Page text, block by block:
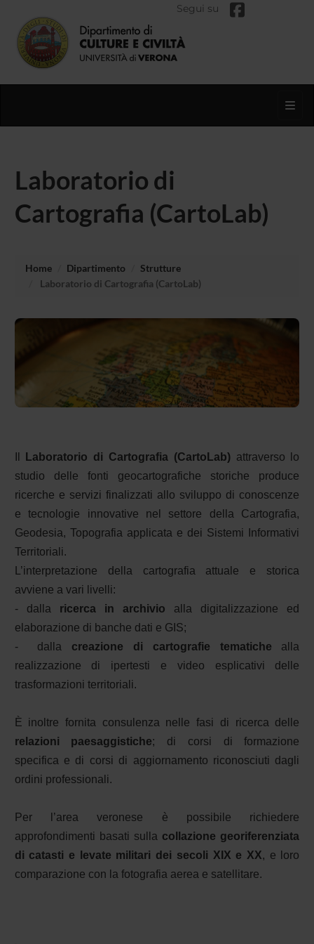
Segui su
Laboratorio di
Cartografia (CartoLab)
Home Dipartimento
Strutture
Laboratorio di Cartografia (CartoLab)
Laboratorio di Cartografia (CartoLab)attraverso lo
studio delle fonti geocartografiche storiche produce
ricerche e servizi finalizzati allo sviluppo di conoscenze
e tecnologie innovative nel settore della Cartografia,
Geodesia, Topografia applicata e dei Sistemi Informativi
Territoriali.
L’interpretazione della cartografia attuale e storica
avviene a vari livelli:
- dalla ricerca in archivio alla digitalizzazione ed
elaborazione di banche dati e GIS;
- dalla creazione di cartografie tematiche alla
realizzazione di ipertesti e video esplicativi delle
trasformazioni territoriali.
È inoltre fornita consulenza nelle fasi di ricerca delle
relazioni paesaggistiche; di corsi di formazione
specifica e di corsi di aggiornamento riconosciuti dagli
ordini professionali.
Per l’area veronese è possibile richiedere
approfondimenti basati sulla collazione georiferenziata
di catasti e levate militari dei secoli XIX e XX, e loro
comparazione con la fotografia aerea e satellitare.